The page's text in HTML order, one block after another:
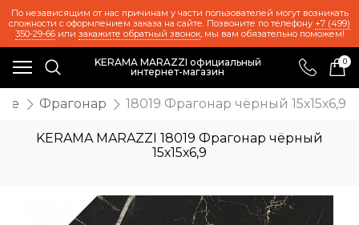
По независящим от нас причинам у части пользователей могут возникать
сложности с оформлением заказа на сайте. Позвоните по телефону +7 (499)
350-29-66или закажите обратный звонок, мы вам обязательно поможем!
KERAMA MARAZZI официальный
интернет-магазин
0
Фрагонар 18019 Фрагонар чёрный 15х15х6,9
KERAMA MARAZZI 18019 Фрагонар чёрный
15х15х6,9